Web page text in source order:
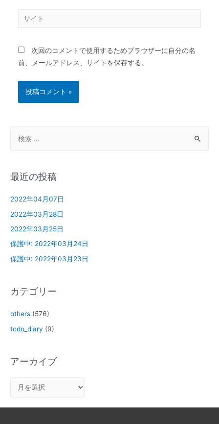
次回のコメントで使用するためブラウザーに自分の名
前、メールアドレス、サイトを保存する。
最近の投稿
2022年04月07日
2022年03月28日
2022年03月25日
保護中: 2022年03月24日
保護中: 2022年03月23日
カテゴリー
others (576)
todo_diary (9)
アーカイブ